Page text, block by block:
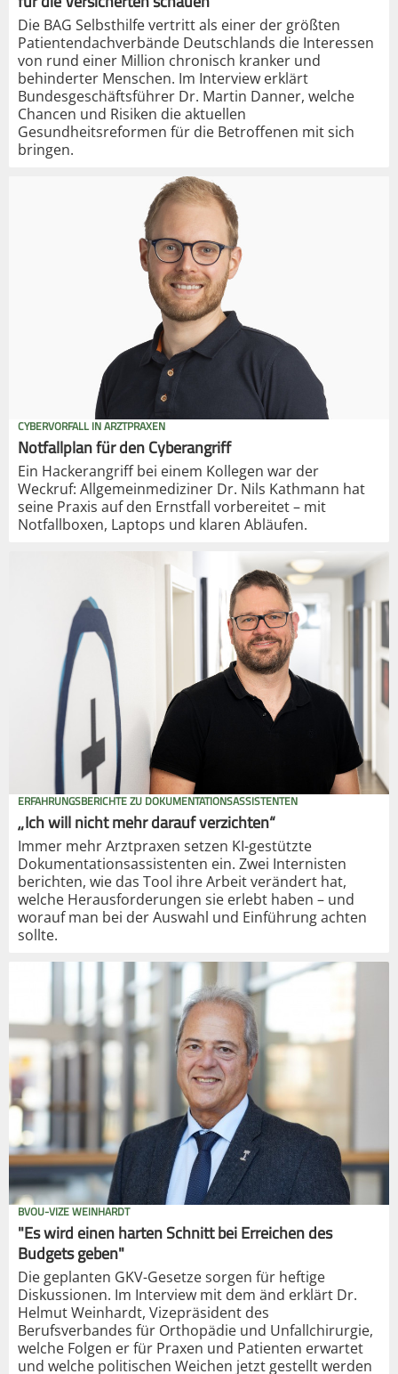
Die BAG Selbsthilfe vertritt als einer der größten
Patientendachverbände Deutschlands die Interessen
von rund einer Million chronisch kranker und
behinderter Menschen. Im Interview erklärt
Bundesgeschäftsführer Dr. Martin Danner, welche
Chancen und Risiken die aktuellen
Gesundheitsreformen für die Betroffenen mit sich
bringen.
CYBERVORFALL IN ARZTPRAXEN
Notfallplan für den Cyberangriff
Ein Hackerangriff bei einem Kollegen war der
Weckruf: Allgemeinmediziner Dr. Nils Kathmann hat
seine Praxis auf den Ernstfall vorbereitet – mit
Notfallboxen, Laptops und klaren Abläufen.
ERFAHRUNGSBERICHTE ZU DOKUMENTATIONSASSISTENTEN
„Ich will nicht mehr darauf verzichten“
Immer mehr Arztpraxen setzen KI-gestützte
Dokumentationsassistenten ein. Zwei Internisten
berichten, wie das Tool ihre Arbeit verändert hat,
welche Herausforderungen sie erlebt haben – und
worauf man bei der Auswahl und Einführung achten
sollte.
BVOU-VIZE WEINHARDT
"Es wird einen harten Schnitt bei Erreichen des
Budgets geben"
Die geplanten GKV-Gesetze sorgen für heftige
Diskussionen. Im Interview mit dem änd erklärt Dr.
Helmut Weinhardt, Vizepräsident des
Berufsverbandes für Orthopädie und Unfallchirurgie,
welche Folgen er für Praxen und Patienten erwartet
und welche politischen Weichen jetzt gestellt werden